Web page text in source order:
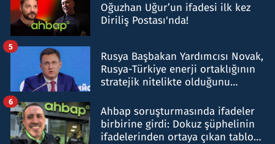
Oğuzhan Uğur’un ifadesi ilk kez
Diriliş Postası'nda!
Rusya Başbakan Yardımcısı Novak,
Rusya-Türkiye enerji ortaklığının
stratejik nitelikte olduğunu
5
Ahbap soruşturmasında ifadeler
birbirine girdi: Dokuz şüphelinin
ifadelerinden ortaya çıkan tablo
6